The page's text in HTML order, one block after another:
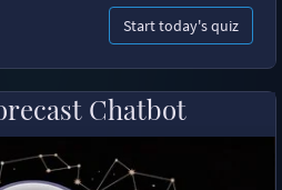
Start today's quiz
Chatbot